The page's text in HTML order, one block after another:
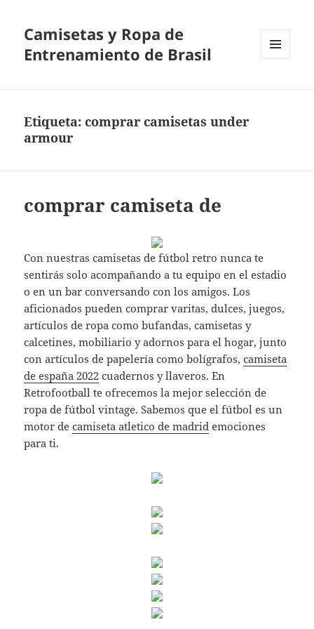
Camisetas y Ropa de
Entrenamiento de Brasil
Etiqueta:comprar camisetas under
armour
comprar camiseta de
Con nuestras camisetas de fútbol retro nunca te
sentirás solo acompañando a tu equipo en el estadio
o en un bar conversando con los amigos. Los
aficionados pueden comprar varitas, dulces, juegos,
artículos de ropa como bufandas, camisetas y
calcetines, mobiliario y adornos para el hogar, junto
con artículos de papelería como bolígrafos,camiseta
de españa 2022 cuadernos y llaveros. En
Retrofootball te ofrecemos la mejor selección de
ropa de fútbol vintage. Sabemos que el fútbol es un
motor decamiseta atletico de madrid emociones
para ti.